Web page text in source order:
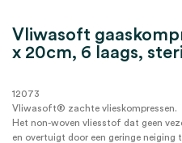
Vliwasoft
x 20cm, 6 laags,
12073
Vliwasoft® zachte vlieskompressen.
Het non-woven vliesstof dat geen
en overtuigt door een geringe neiging